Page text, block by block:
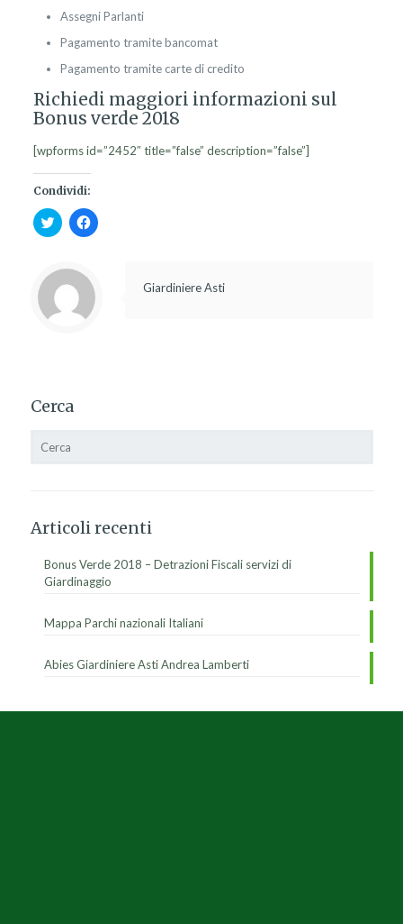
Assegni Parlanti
Pagamento tramite bancomat
Pagamento tramite carte di credito
Richiedi maggiori informazioni sul
Bonus verde 2018
[wpforms id=”2452″ title=”false” description=”false”]
Condividi:
Fai
clic
condividere
Twitter
(Si
apre
Fai
clic
(Si
apre
in
Giardiniere Asti
Cerca
Articoli recenti
Bonus Verde 2018 – Detrazioni Fiscali servizi di
Giardinaggio
Mappa Parchi nazionali Italiani
Abies Giardiniere Asti Andrea Lamberti